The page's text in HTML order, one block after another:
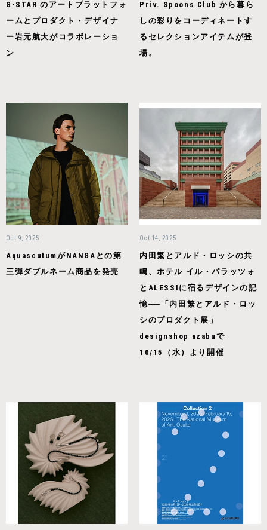
G-STAR のアートプラットフォ
ームとプロダクト・デザイナ
ー岩元航大がコラボレーショ
ン
Priv. Spoons Club から暮ら
しの彩りをコーディネートす
るセレクションアイテムが登
場。
Oct 9, 2025
AquascutumがNANGAとの第
三弾ダブルネーム商品を発売
Oct 14, 2025
内田繁とアルド・ロッシの共
鳴、ホテル イル・パラッツォ
とALESSIに宿るデザインの記
憶──「内田繁とアルド・ロッ
シのプロダクト展」
designshop azabuで
10/15（水）より開催